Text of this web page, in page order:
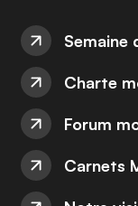
Semaine
Charte
Forum
Carnets